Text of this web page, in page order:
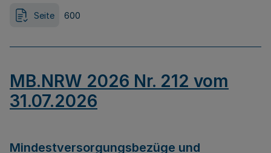
Seite 600
MB.NRW 2026 Nr. 212 vom
31.07.2026
Mindestversorgungsbezüge und